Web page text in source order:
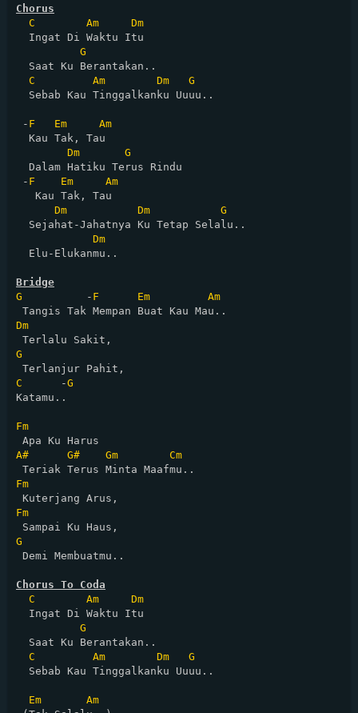
Chorus
C
Am
Dm
  Ingat Di Waktu Itu
G
  Saat Ku Berantakan..
C
Am Dm
G
  Sebab Kau Tinggalkanku Uuuu..
- F Em
Am
  Kau Tak, Tau
Dm
G
  Dalam Hatiku Terus Rindu
- F Em
Am
   Kau Tak, Tau
Dm
Dm
G
  Sejahat-Jahatnya Ku Tetap Selalu..
Dm
  Elu-Elukanmu..
Bridge
G
          -
F Em
Am
Dm
G
C
      -
G
Katamu..
Fm
A#
G# Gm
Cm
Fm
Fm
G
Demi Membuatmu..
Chorus To Coda
C
Am
Dm
  Ingat Di Waktu Itu
G
  Saat Ku Berantakan..
C
Am Dm
G
  Sebab Kau Tinggalkanku Uuuu..
Em
Am